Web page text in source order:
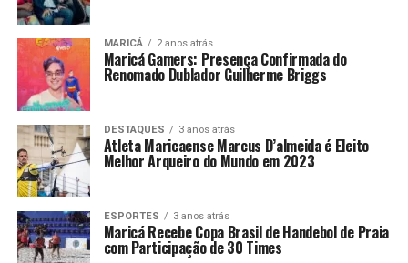
MARICÁ 2 anos atrás
Maricá Gamers: Presença Confirmada do
Renomado Dublador Guilherme Briggs
DESTAQUES 3 anos atrás
Atleta Maricaense Marcus D’almeida é Eleito
Melhor Arqueiro do Mundo em 2023
ESPORTES 3 anos atrás
Maricá Recebe Copa Brasil de Handebol de Praia
com Participação de 30 Times